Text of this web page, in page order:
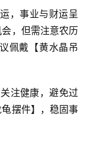
，事业与财运呈
，但需注意农历
佩戴【黄水晶吊
注健康，避免过
摆件】，稳固事